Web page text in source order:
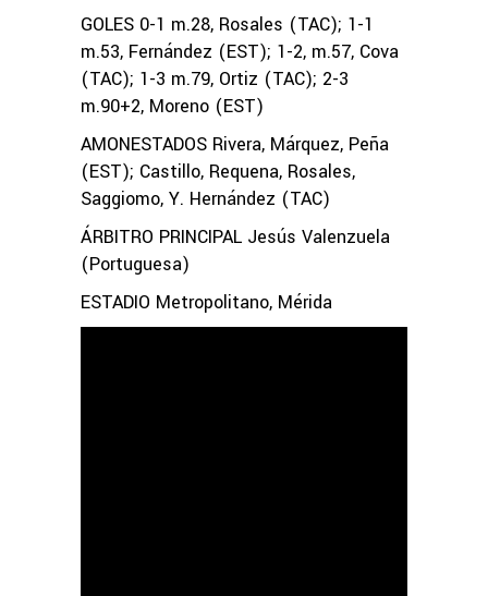
GOLES 0-1 m.28, Rosales (TAC); 1-1
m.53, Fernández (EST); 1-2, m.57, Cova
(TAC); 1-3 m.79, Ortiz (TAC); 2-3
m.90+2, Moreno (EST)
AMONESTADOS Rivera, Márquez, Peña
(EST); Castillo, Requena, Rosales,
Saggiomo, Y. Hernández (TAC)
ÁRBITRO PRINCIPAL Jesús Valenzuela
(Portuguesa)
ESTADIO Metropolitano, Mérida